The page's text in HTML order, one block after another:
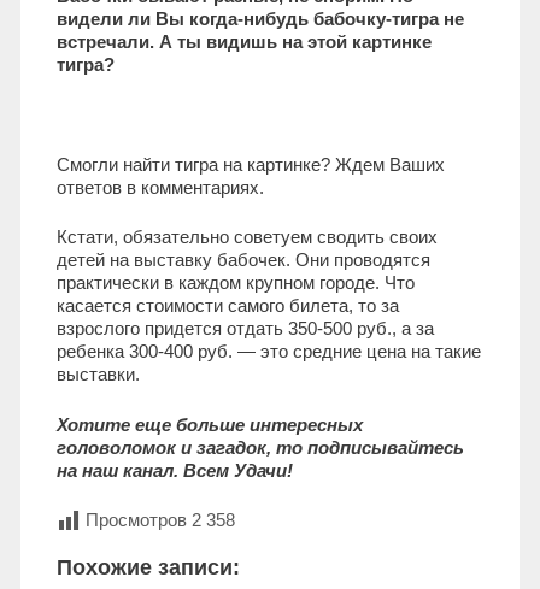
видели ли Вы когда-нибудь бабочку-тигра не
встречали. А ты видишь на этой картинке
тигра?
Смогли найти тигра на картинке? Ждем Ваших
ответов в комментариях.
Кстати, обязательно советуем сводить своих
детей на выставку бабочек. Они проводятся
практически в каждом крупном городе. Что
касается стоимости самого билета, то за
взрослого придется отдать 350-500 руб., а за
ребенка 300-400 руб. — это средние цена на такие
выставки.
Хотите еще больше интересных
головоломок и загадок, то подписывайтесь
на наш канал. Всем Удачи!
Просмотров 2 358
Похожие записи: